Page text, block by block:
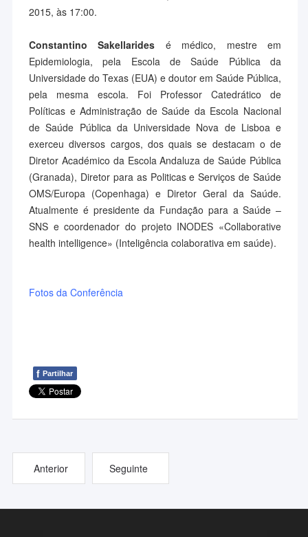
2015, às 17:00.
Constantino Sakellarides é médico, mestre em
Epidemiologia, pela Escola de Saúde Pública da
Universidade do Texas (EUA) e doutor em Saúde Pública,
pela mesma escola. Foi Professor Catedrático de
Políticas e Administração de Saúde da Escola Nacional
de Saúde Pública da Universidade Nova de Lisboa e
exerceu diversos cargos, dos quais se destacam o de
Diretor Académico da Escola Andaluza de Saúde Pública
(Granada), Diretor para as Politicas e Serviços de Saúde
OMS/Europa (Copenhaga) e Diretor Geral da Saúde.
Atualmente é presidente da Fundação para a Saúde –
SNS e coordenador do projeto INODES «Collaborative
health intelligence» (Inteligência colaborativa em saúde).
Fotos da Conferência
f Partilhar
Anterior Seguinte